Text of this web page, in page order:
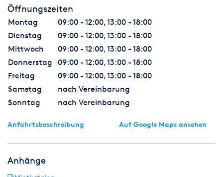
Öffnungszeiten
Montag
09:00 - 12:00, 13:00 - 18:00
Dienstag
09:00 - 12:00, 13:00 - 18:00
Mittwoch
09:00 - 12:00, 13:00 - 18:00
Donnerstag
09:00 - 12:00, 13:00 - 18:00
Freitag
09:00 - 12:00, 13:00 - 18:00
Samstag
nach Vereinbarung
Sonntag
nach Vereinbarung
Anfahrtsbeschreibung Auf Google Maps ansehen
Anhänge